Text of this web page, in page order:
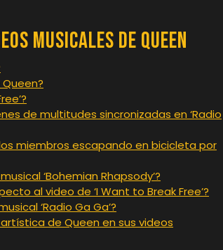
Musicales de Queen
de multitudes sincronizadas en ‘Radio
miembros escapando en bicicleta por
‘Bohemian Rhapsody’?
al video de ‘I Want to Break Free’?
‘Radio Ga Ga’?
de Queen en sus videos